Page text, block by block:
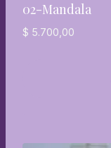
02-Mandala
$ 5.700,00